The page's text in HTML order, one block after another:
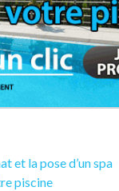
et la pose d’un spa
piscine